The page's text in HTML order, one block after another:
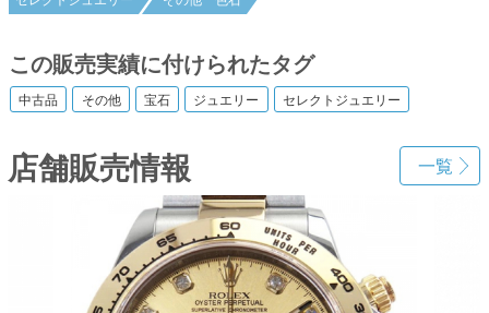
この販売実績に付けられたタグ
中古品 その他 宝石 ジュエリー セレクトジュエリー
一覧
店舗販売情報